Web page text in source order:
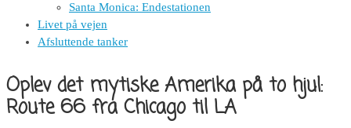
Santa Monica: Endestationen
Livet på vejen
Afsluttende tanker
Oplev det mytiske Amerika på to hjul:
Route 66 fra Chicago til LA